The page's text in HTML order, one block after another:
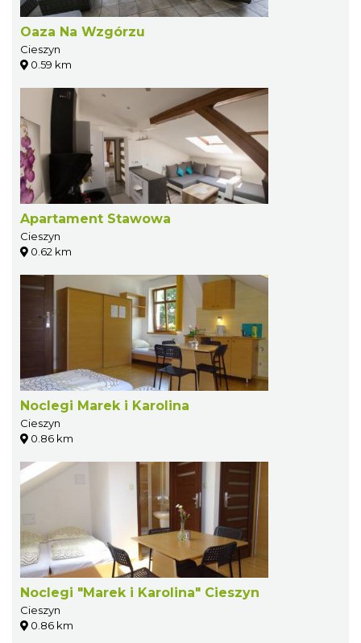
Oaza Na Wzgórzu
Cieszyn
0.59 km
Apartament Stawowa
Cieszyn
0.62 km
Noclegi Marek i Karolina
Cieszyn
0.86 km
Noclegi "Marek i Karolina" Cieszyn
Cieszyn
0.86 km